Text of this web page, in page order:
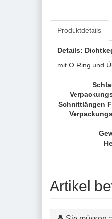
Produktdetails
Details:
mit O-Ring und
Schnittlängen
Artikel